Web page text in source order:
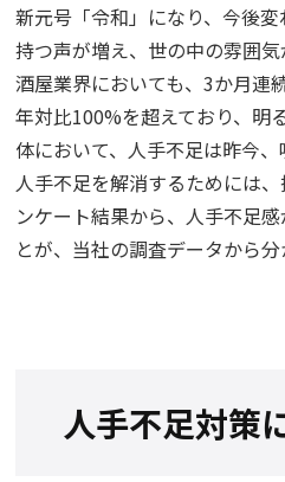
新元号「令和」になり、今後
持つ声が増え、世の中の雰囲
酒屋業界においても、3か月連
年対比100%を超えており、明
体において、人手不足は昨今
人手不足を解消するためには
ンケート結果から、人手不足
とが、当社の調査データから分
人手不足対策に